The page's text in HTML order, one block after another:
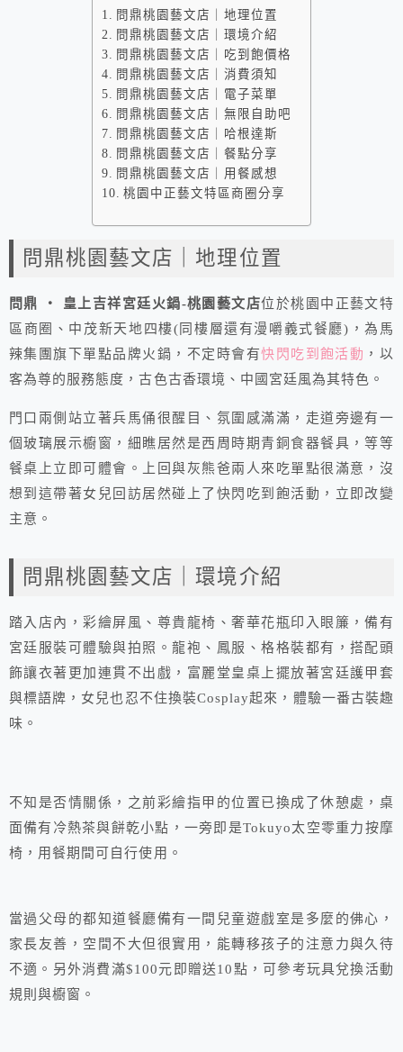
問鼎桃園藝文店｜地理位置
問鼎桃園藝文店｜環境介紹
問鼎桃園藝文店｜吃到飽價格
問鼎桃園藝文店｜消費須知
問鼎桃園藝文店｜電子菜單
問鼎桃園藝文店｜無限自助吧
問鼎桃園藝文店｜哈根達斯
問鼎桃園藝文店｜餐點分享
問鼎桃園藝文店｜用餐感想
桃園中正藝文特區商圈分享
問鼎桃園藝文店｜地理位置
問鼎 ‧ 皇上吉祥宮廷火鍋-桃園藝文店位於桃園中正藝文特
區商圈、中茂新天地四樓(同樓層還有漫嚼義式餐廳)，為馬
辣集團旗下單點品牌火鍋，不定時會有快閃吃到飽活動 ，以
客為尊的服務態度，古色古香環境、中國宮廷風為其特色。
門口兩側站立著兵馬俑很醒目、氛圍感滿滿，走道旁邊有一
個玻璃展示櫥窗，細瞧居然是西周時期青銅食器餐具，等等
餐桌上立即可體會。上回與灰熊爸兩人來吃單點很滿意，沒
想到這帶著女兒回訪居然碰上了快閃吃到飽活動，立即改變
主意。
問鼎桃園藝文店｜環境介紹
踏入店內，彩繪屏風、尊貴龍椅、奢華花瓶印入眼簾，備有
宮廷服裝可體驗與拍照。龍袍、鳳服、格格裝都有，搭配頭
飾讓衣著更加連貫不出戲，富麗堂皇桌上擺放著宮廷護甲套
與標語牌，女兒也忍不住換裝Cosplay起來，體驗一番古裝趣
味。
不知是否情關係，之前彩繪指甲的位置已換成了休憩處，桌
面備有冷熱茶與餅乾小點，一旁即是Tokuyo太空零重力按摩
椅，用餐期間可自行使用。
當過父母的都知道餐廳備有一間兒童遊戲室是多麼的佛心，
家長友善，空間不大但很實用，能轉移孩子的注意力與久待
不適。另外消費滿$100元即贈送10點，可參考玩具兌換活動
規則與櫥窗。